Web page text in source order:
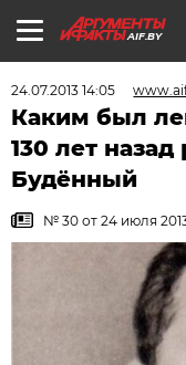
AIF.BY
24.07.2013 14:05
Каким был
130 лет
Будённый
№ 30 от 24 июля